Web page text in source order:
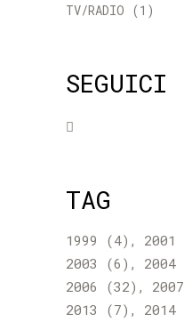
TV/RADIO (1)
SEGUICI
TAG
1999 (4) 2001
2003 (6) 2004
2006 (32) 2007
2013 (7) 2014